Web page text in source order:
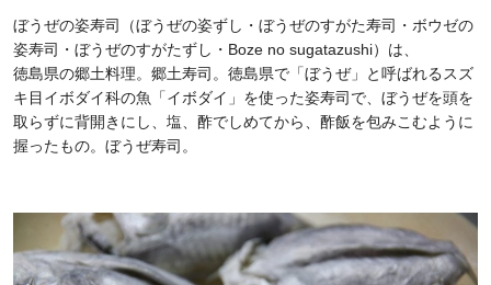
ぼうぜの姿寿司（ぼうぜの姿ずし・ぼうぜのすがた寿司・ボウゼの
姿寿司・ぼうぜのすがたずし・Boze no sugatazushi）は、
徳島県の郷土料理。郷土寿司。徳島県で「ぼうぜ」と呼ばれるスズ
キ目イボダイ科の魚「イボダイ」を使った姿寿司で、ぼうぜを頭を
取らずに背開きにし、塩、酢でしめてから、酢飯を包みこむように
握ったもの。ぼうぜ寿司。